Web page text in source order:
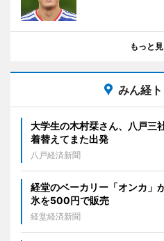
もっと
みん経
大学生の木村栞さん、八戸
着替えてまた出発
八戸経済新聞
経堂のベーカリー「オンカ
氷を500円で販売
経堂経済新聞